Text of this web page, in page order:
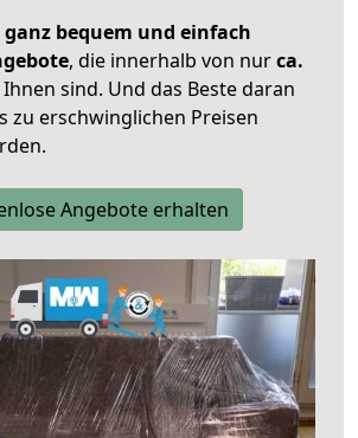
ganz bequem und einfach
, die innerhalb von nurca.
sind. Und das Beste daran
zu erschwinglichen Preisen
Angebote erhalten